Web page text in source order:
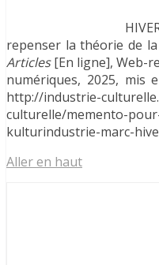
repenser la théorie de
Articles[En ligne], Web-
numériques, 2025, mis
http://industrie-
culturelle/memento-
kulturindustrie-marc-
Aller en haut